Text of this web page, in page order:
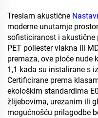
Treslam akustične
moderne unutarnje
sofisticiranost i akustične
PET poliester vlakna ili
premaza, ove ploče nude
1,1 kada su instalirane s
Certificirane prema
ekološkim standardima
žlijebovima, urezanim ili
mogućnošću prilagodbe